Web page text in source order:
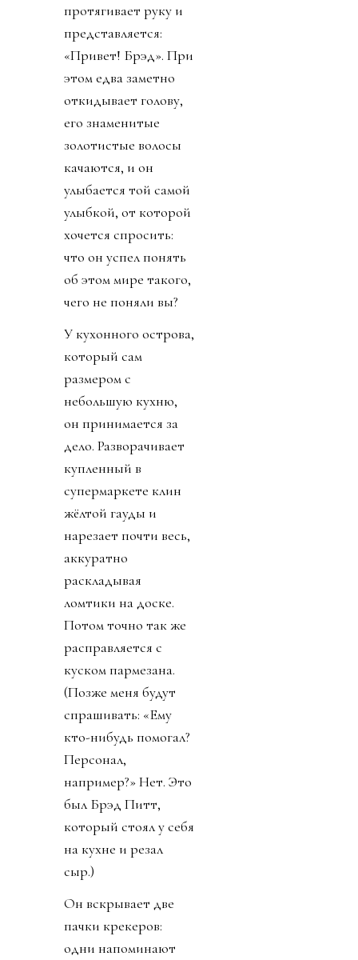
протягивает руку и
представляется:
«Привет! Брэд». При
этом едва заметно
откидывает голову,
его знаменитые
золотистые волосы
качаются, и он
улыбается той самой
улыбкой, от которой
хочется спросить:
что он успел понять
об этом мире такого,
чего не поняли вы?
У кухонного острова,
который сам
размером с
небольшую кухню,
он принимается за
дело. Разворачивает
купленный в
супермаркете клин
жёлтой гауды и
нарезает почти весь,
аккуратно
раскладывая
ломтики на доске.
Потом точно так же
расправляется с
куском пармезана.
(Позже меня будут
спрашивать: «Ему
кто-нибудь помогал?
Персонал,
например?» Нет. Это
был Брэд Питт,
который стоял у себя
на кухне и резал
сыр.)
Он вскрывает две
пачки крекеров:
одни напоминают